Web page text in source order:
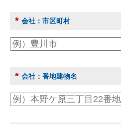
* 会社：市区町村
* 会社：番地建物名